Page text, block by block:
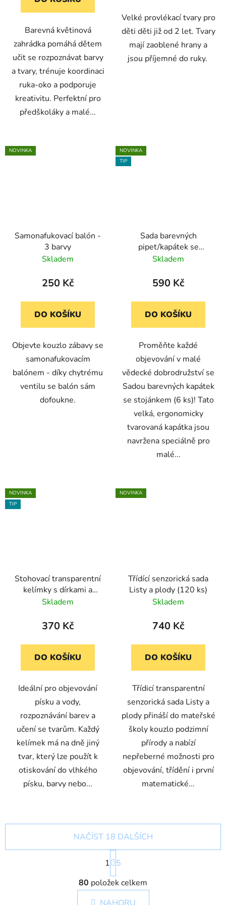
Barevná květinová
zahrádka pomáhá dětem
učit se rozpoznávat barvy
a tvary, trénuje koordinaci
ruka-oko a podporuje
kreativitu. Perfektní pro
předškoláky a malé...
Velké provlékací tvary pro
děti děti již od 2 let. Tvary
mají zaoblené hrany a
jsou příjemné do ruky.
NOVINKA
Samonafukovací balón -
3 barvy
Skladem
250 Kč
DO KOŠÍKU
Objevte kouzlo zábavy se
samonafukovacím
balónem - díky chytrému
ventilu se balón sám
dofoukne.
NOVINKA
TIP
Sada barevných
pipet/kapátek se
stojánkem (6 ks)
Skladem
590 Kč
DO KOŠÍKU
Proměňte každé
objevování v malé
vědecké dobrodružství se
Sadou barevných kapátek
se stojánkem (6 ks)! Tato
velká, ergonomicky
tvarovaná kapátka jsou
navržena speciálně pro
malé...
NOVINKA
TIP
Stohovací transparentní
kelímky s dírkami a
tvary, 9 ks (TickiT)
Skladem
370 Kč
DO KOŠÍKU
Ideální pro objevování
písku a vody,
rozpoznávání barev a
učení se tvarům. Každý
kelímek má na dně jiný
tvar, který lze použít k
otiskování do vlhkého
písku, barvy nebo...
NOVINKA
Třídící senzorická sada
Listy a plody (120 ks)
Skladem
740 Kč
DO KOŠÍKU
Třídicí transparentní
senzorická sada Listy a
plody přináší do mateřské
školy kouzlo podzimní
přírody a nabízí
nepřeberné možnosti pro
objevování, třídění i první
matematické...
O
v
l
NAČÍST 18 DALŠÍCH
S
t
r
á
n
k
1
5
80 položek celkem